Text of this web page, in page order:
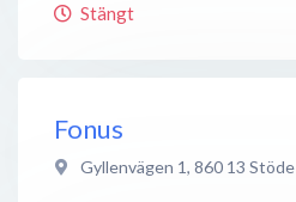
Stängt
Fonus
Gyllenvägen 1, 860 13 Stöde